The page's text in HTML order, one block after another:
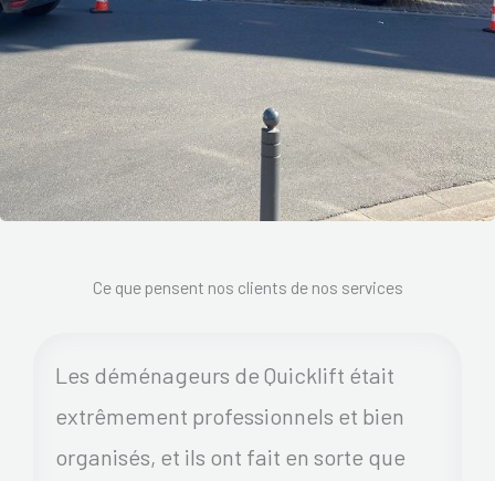
Ce que pensent nos clients de nos services
Les déménageurs de Quicklift était
extrêmement professionnels et bien
organisés, et ils ont fait en sorte que